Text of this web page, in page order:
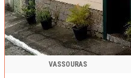
VASSOURAS